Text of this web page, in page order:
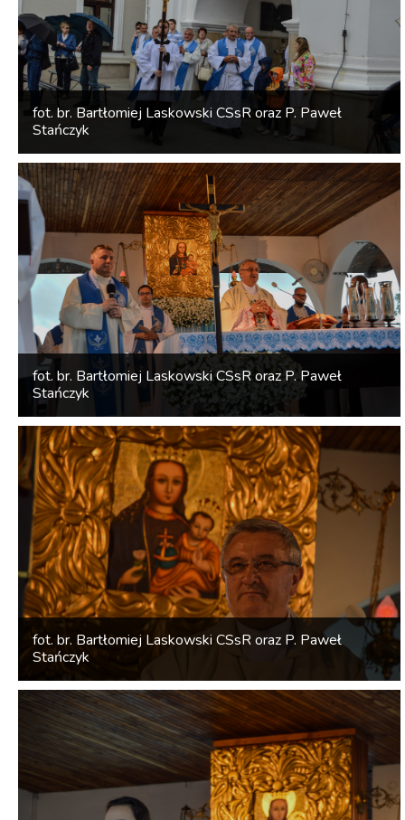
fot. br. Bartłomiej Laskowski CSsR oraz P. Paweł
Stańczyk
fot. br. Bartłomiej Laskowski CSsR oraz P. Paweł
Stańczyk
fot. br. Bartłomiej Laskowski CSsR oraz P. Paweł
Stańczyk